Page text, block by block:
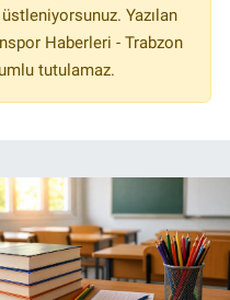
Yazılan
Haberleri - Trabzon
tutulamaz.